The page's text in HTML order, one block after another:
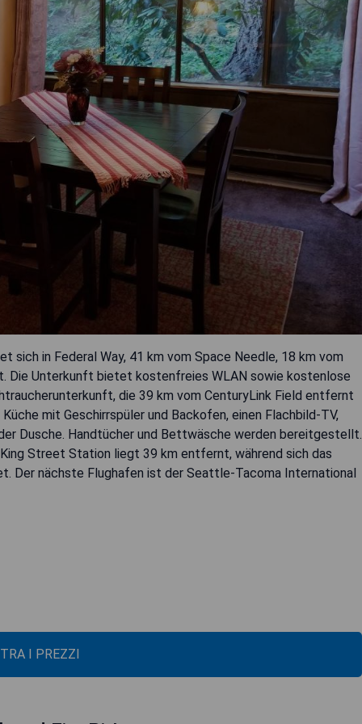
sich in Federal Way, 41 km vom Space Needle, 18 km vom
Die Unterkunft bietet kostenfreies WLAN sowie kostenlose
die 39 km vom CenturyLink Field entfernt
mit Geschirrspüler und Backofen, einen Flachbild-TV,
Dusche. Handtücher und Bettwäsche werden bereitgestellt.
Street Station liegt 39 km entfernt, während sich das
Der nächste Flughafen ist der Seattle-Tacoma International
I PREZZI